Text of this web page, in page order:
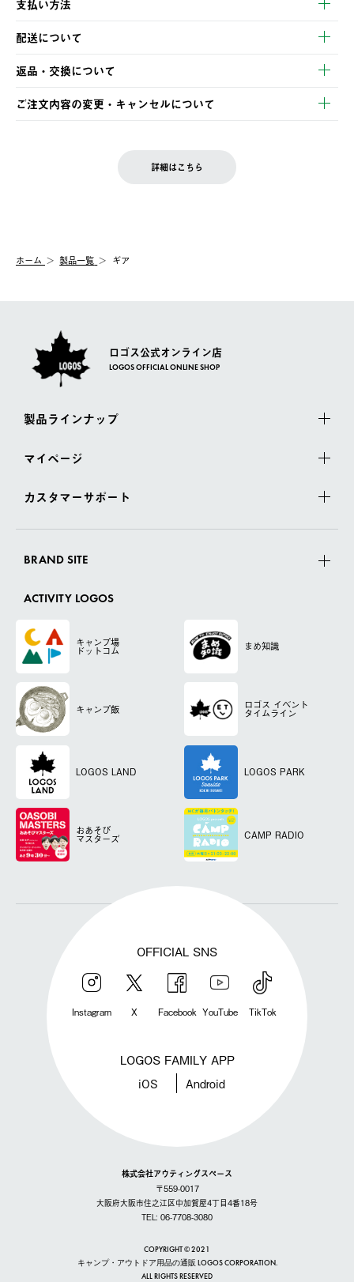
支払い方法
以下のいずれかの方法でお支払いいただけます。
・クレジットカード決済
・コンビニ決済
・Pay-easy決済
配送について
【発送スケジュール】
ご注文・ご入金完了より2営業日以内に商品を発送いたします。
土日祝の発送はございませんので、木曜日以降のご注文は週明け
の発送となる場合がございます。
【配送業者】
佐川急便にて配送されます。
返品・交換について
※お客様都合の場合
お客様都合の返品にかかる送料は、お客様ご負担とさせていただ
一度お手元の商品を返品いただき、ご希望商品を再注文してくだ
ご注文内容の変更・キャンセルについて
LOGOS FAMILY会員の方は、会員マイページ内 購入履歴画面に
詳細はこちら
ホーム 製品一覧 ギア
ロゴス公式オンライン店
LOGOS OFFICIAL ONLINE SHOP
製品ラインナップ
マイページ
カスタマーサポート
BRAND SITE
ACTIVITY LOGOS
キャンプ場
ドットコム まめ知識
キャンプ飯 ロゴス イベント
タイムライン
LOGOS LAND LOGOS PARK
おあそび
マスターズ CAMP RADIO
OFFICIAL SNS
Instagram X Facebook YouTube TikTok
LOGOS FAMILY APP
iOS Android
株式会社アウティングスペース
〒559-0017
大阪府大阪市住之江区中加賀屋4丁目4番18号
TEL: 06-7708-3080
COPYRIGHT © 2021
キャンプ・アウトドア用品の通販 LOGOS CORPORATION.
ALL RIGHTS RESERVED